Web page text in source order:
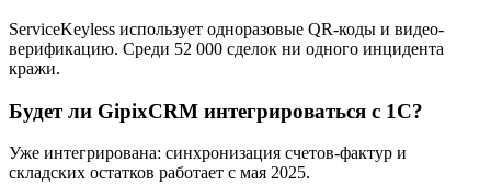
ServiceKeyless использует одноразовые QR-коды и видео-
верификацию. Среди 52 000 сделок ни одного инцидента
кражи.
Будет ли GipixCRM интегрироваться с 1С?
Уже интегрирована: синхронизация счетов-фактур и
складских остатков работает с мая 2025.